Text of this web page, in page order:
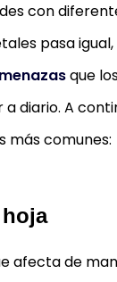
con
pasa
que
diario. A
más comunes:
afecta de